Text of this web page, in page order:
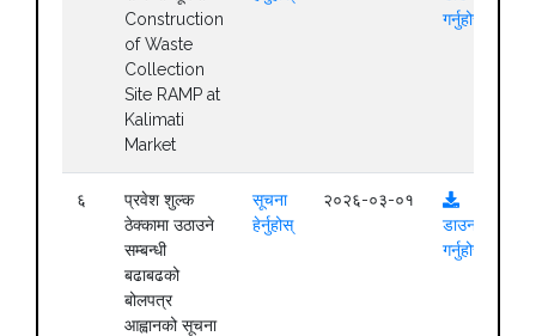
Construction
of Waste
Collection
Site RAMP at
Kalimati
Market
गर्नुहोस्
६
प्रवेश शुल्क
ठेक्कामा उठाउने
सम्बन्धी
बढाबढको
बोलपत्र
आह्वानको सूचना
सूचना
हेर्नुहोस्
२०२६-०३-०१
डाउनलोड
गर्नुहोस्